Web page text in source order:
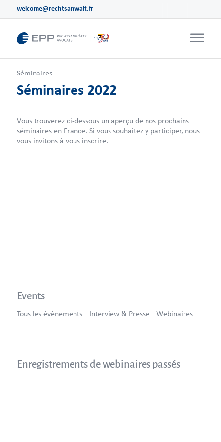
welcome@rechtsanwalt.fr
Séminaires
Séminaires 2022
Vous trouverez ci-dessous un aperçu de nos prochains
séminaires en France. Si vous souhaitez y participer, nous
vous invitons à vous inscrire.
Events
Tous les évènements Interview & Presse Webinaires
Enregistrements de webinaires passés